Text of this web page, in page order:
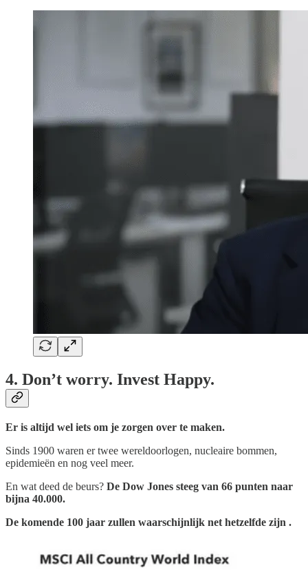
4. Don’t worry. Invest Happy.
Er is altijd wel iets om je zorgen over te maken.
Sinds 1900 waren er twee wereldoorlogen, nucleaire bommen,
epidemieën en nog veel meer.
En wat deed de beurs? De Dow Jones steeg van 66 punten naar
bijna 40.000.
De komende 100 jaar zullen waarschijnlijk net hetzelfde zijn .